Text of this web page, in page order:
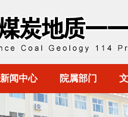
新闻中心 院属部门